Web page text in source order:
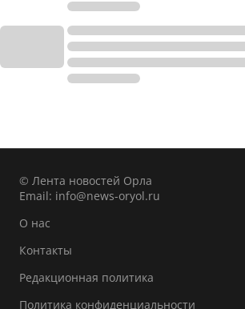
© Лента новостей Орла
Email: info@news-oryol.ru
О нас
Контакты
Редакционная политика
Политика конфиденциальности